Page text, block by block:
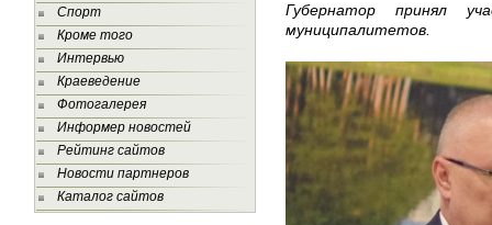
Спорт
Кроме того
Интервью
Краеведение
Фотогалерея
Информер новостей
Рейтинг сайтов
Новости партнеров
Каталог сайтов
Губернатор принял
муниципалитетов.